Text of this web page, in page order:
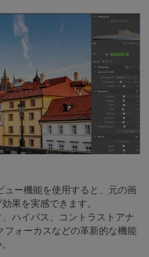
ュー機能を使用すると、元の画
果を実感できます。
ハイパス、コントラストアナ
フォーカスなどの革新的な機能